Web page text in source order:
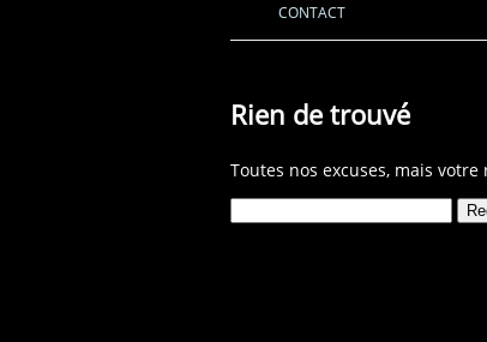
CONTACT
Rien de trouvé
Toutes nos excuses, mais